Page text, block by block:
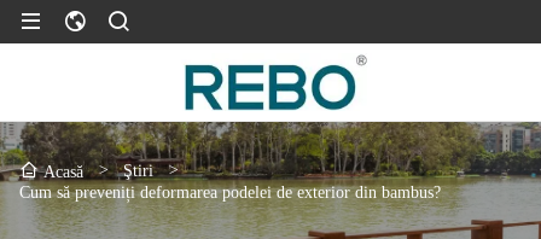
Acasă > Ştiri
>
Cum să preveniți deformarea podelei de exterior din bambus?